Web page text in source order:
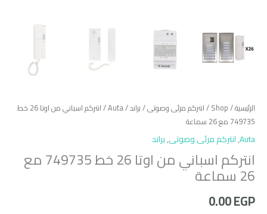
الرئيسية/
Shop
/انتركم مرئى وصوتى/براند/
Auta
/ انتركم اسباني من اوتا 26 خط
749735 مع 26 سماعة
Auta
,انتركم مرئى وصوتى,براند
انتركم اسباني من اوتا 26 خط 749735 مع
26 سماعة
0.00EGP